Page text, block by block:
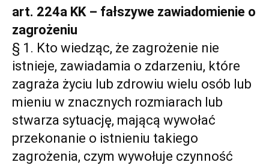
art. 224a KK – fałszywe zawiadomienie o
zagrożeniu
§ 1. Kto wiedząc, że zagrożenie nie
istnieje, zawiadamia o zdarzeniu, które
zagraża życiu lub zdrowiu wielu osób lub
mieniu w znacznych rozmiarach lub
stwarza sytuację, mającą wywołać
przekonanie o istnieniu takiego
zagrożenia, czym wywołuje czynność